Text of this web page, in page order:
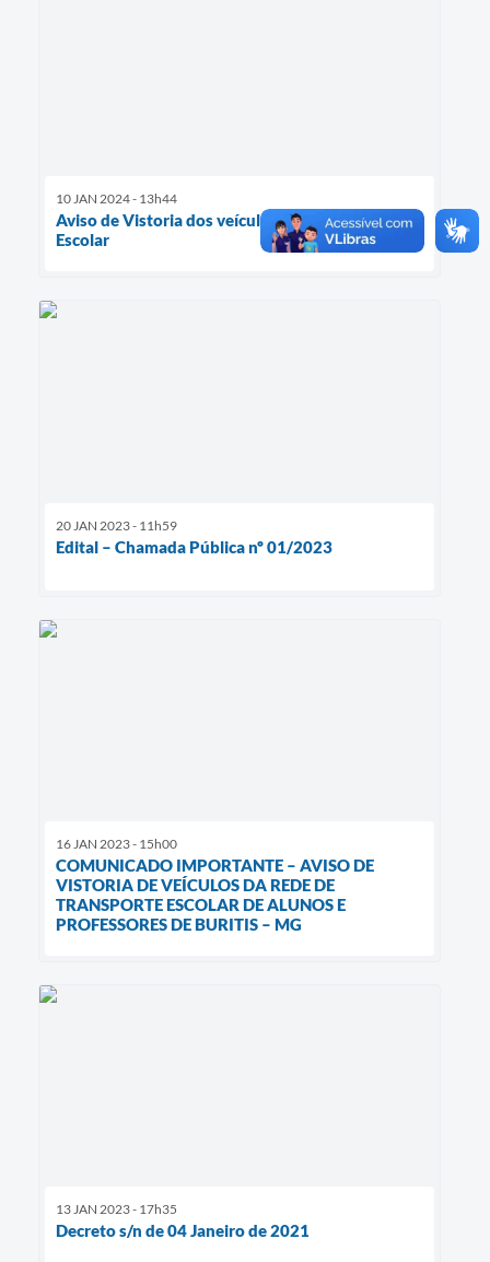
10 JAN 2024 - 13h44
Aviso de Vistoria dos veículos do Transporte
Escolar
20 JAN 2023 - 11h59
Edital – Chamada Pública nº 01/2023
16 JAN 2023 - 15h00
COMUNICADO IMPORTANTE – AVISO DE
VISTORIA DE VEÍCULOS DA REDE DE
TRANSPORTE ESCOLAR DE ALUNOS E
PROFESSORES DE BURITIS – MG
13 JAN 2023 - 17h35
Decreto s/n de 04 Janeiro de 2021